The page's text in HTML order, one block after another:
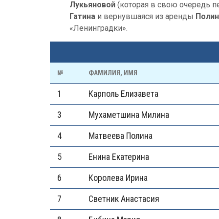
Лукьяновой (которая в свою очередь
Гатина и вернувшаяся из аренды
«Ленинградки».
№ ФАМИЛИЯ, ИМЯ
1 Карполь Елизавета
3 Мухаметшина Милина
4 Матвеева Полина
5 Енина Екатерина
6 Королева Ирина
7 Светник Анастасия